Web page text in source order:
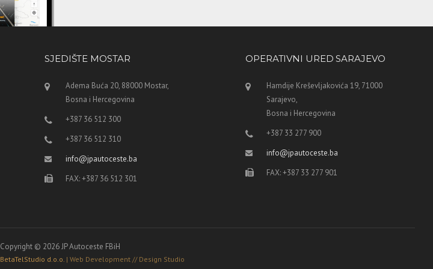
SJEDIŠTE MOSTAR
Adema Buća 20, 88000 Mostar,
Bosna i Hercegovina
+387 36 512 300
+387 36 512 310
info@jpautoceste.ba
FAX: +387 36 512 301
OPERATIVNI URED SARAJEVO
Hamdije Kreševljakovića 19, 71000
Sarajevo,
Bosna i Hercegovina
+387 33 277 900
info@jpautoceste.ba
FAX: +387 33 277 901
Copyright © 2026 JP Autoceste FBiH
BetaTelStudio d.o.o. | Web Development // Design Studio